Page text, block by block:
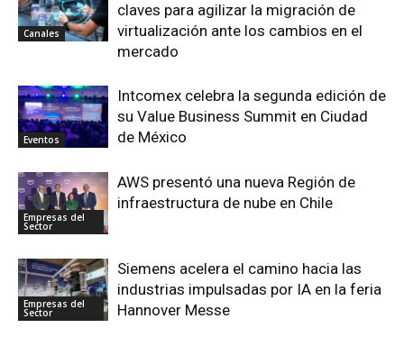
Canales
claves para agilizar la migración de
virtualización ante los cambios en el
mercado
Eventos
Intcomex celebra la segunda edición de
su Value Business Summit en Ciudad
de México
Empresas del
Sector
AWS presentó una nueva Región de
infraestructura de nube en Chile
Empresas del
Sector
Siemens acelera el camino hacia las
industrias impulsadas por IA en la feria
Hannover Messe